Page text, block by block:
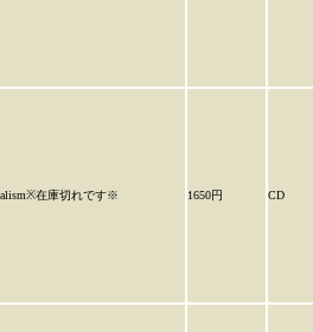
在庫切れです※ 1650円 CD